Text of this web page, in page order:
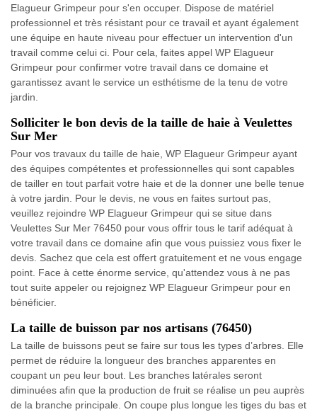
Elagueur Grimpeur pour s'en occuper. Dispose de matériel
professionnel et très résistant pour ce travail et ayant également
une équipe en haute niveau pour effectuer un intervention d'un
travail comme celui ci. Pour cela, faites appel WP Elagueur
Grimpeur pour confirmer votre travail dans ce domaine et
garantissez avant le service un esthétisme de la tenu de votre
jardin.
Solliciter le bon devis de la taille de haie à Veulettes
Sur Mer
Pour vos travaux du taille de haie, WP Elagueur Grimpeur ayant
des équipes compétentes et professionnelles qui sont capables
de tailler en tout parfait votre haie et de la donner une belle tenue
à votre jardin. Pour le devis, ne vous en faites surtout pas,
veuillez rejoindre WP Elagueur Grimpeur qui se situe dans
Veulettes Sur Mer 76450 pour vous offrir tous le tarif adéquat à
votre travail dans ce domaine afin que vous puissiez vous fixer le
devis. Sachez que cela est offert gratuitement et ne vous engage
point. Face à cette énorme service, qu'attendez vous à ne pas
tout suite appeler ou rejoignez WP Elagueur Grimpeur pour en
bénéficier.
La taille de buisson par nos artisans (76450)
La taille de buissons peut se faire sur tous les types d’arbres. Elle
permet de réduire la longueur des branches apparentes en
coupant un peu leur bout. Les branches latérales seront
diminuées afin que la production de fruit se réalise un peu auprès
de la branche principale. On coupe plus longue les tiges du bas et